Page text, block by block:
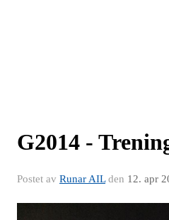
G2014 -
Postet av Runar AILden 12. apr